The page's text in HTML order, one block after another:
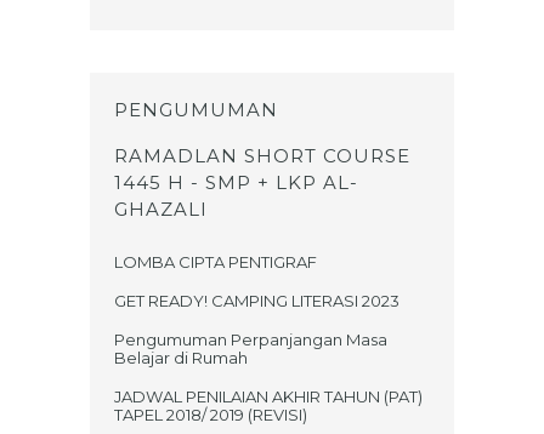
PENGUMUMAN
RAMADLAN SHORT COURSE
1445 H - SMP + LKP AL-
GHAZALI
LOMBA CIPTA PENTIGRAF
GET READY! CAMPING LITERASI 2023
Pengumuman Perpanjangan Masa
Belajar di Rumah
JADWAL PENILAIAN AKHIR TAHUN (PAT)
TAPEL 2018/ 2019 (REVISI)